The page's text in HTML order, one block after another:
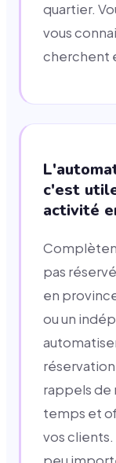
quartier.
vous
cherchent
c'est
activité
pas
en
ou un
rappels de
temps et
vos